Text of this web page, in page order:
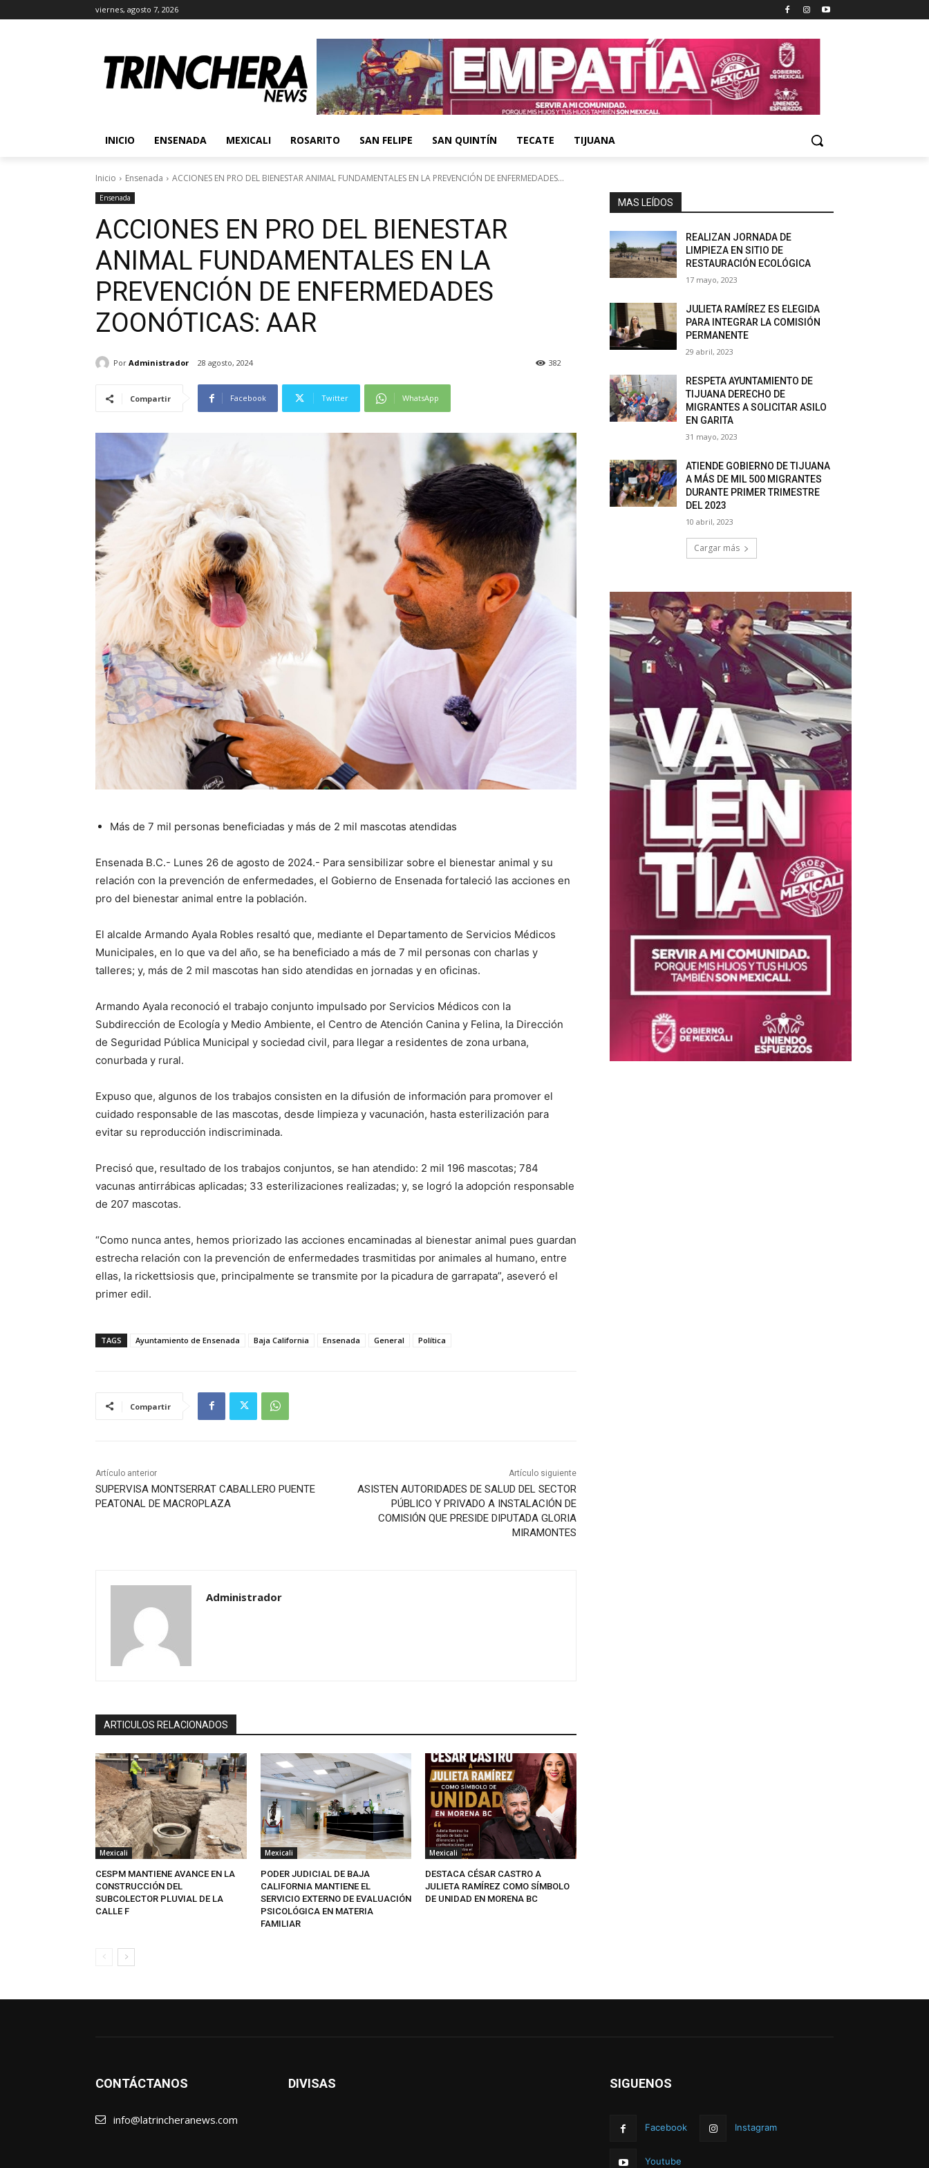
viernes, agosto 7, 2026
INICIO ENSENADA MEXICALI ROSARITO SAN FELIPE SAN QUINTÍN TECATE TIJUANA
Inicio Ensenada ACCIONES EN PRO DEL BIENESTAR ANIMAL FUNDAMENTALES EN LA PREVENCIÓN DE ENFERMEDADES...
Ensenada
ACCIONES EN PRO DEL BIENESTAR
ANIMAL FUNDAMENTALES EN LA
PREVENCIÓN DE ENFERMEDADES
ZOONÓTICAS: AAR
Por Administrador 28 agosto, 2024 382
Compartir Facebook Twitter WhatsApp
Más de 7 mil personas beneficiadas y más de 2 mil mascotas atendidas
Ensenada B.C.- Lunes 26 de agosto de 2024.- Para sensibilizar sobre el bienestar animal y su
relación con la prevención de enfermedades, el Gobierno de Ensenada fortaleció las acciones en
pro del bienestar animal entre la población.
El alcalde Armando Ayala Robles resaltó que, mediante el Departamento de Servicios Médicos
Municipales, en lo que va del año, se ha beneficiado a más de 7 mil personas con charlas y
talleres; y, más de 2 mil mascotas han sido atendidas en jornadas y en oficinas.
Armando Ayala reconoció el trabajo conjunto impulsado por Servicios Médicos con la
Subdirección de Ecología y Medio Ambiente, el Centro de Atención Canina y Felina, la Dirección
de Seguridad Pública Municipal y sociedad civil, para llegar a residentes de zona urbana,
conurbada y rural.
Expuso que, algunos de los trabajos consisten en la difusión de información para promover el
cuidado responsable de las mascotas, desde limpieza y vacunación, hasta esterilización para
evitar su reproducción indiscriminada.
Precisó que, resultado de los trabajos conjuntos, se han atendido: 2 mil 196 mascotas; 784
vacunas antirrábicas aplicadas; 33 esterilizaciones realizadas; y, se logró la adopción responsable
de 207 mascotas.
“Como nunca antes, hemos priorizado las acciones encaminadas al bienestar animal pues guardan
estrecha relación con la prevención de enfermedades trasmitidas por animales al humano, entre
ellas, la rickettsiosis que, principalmente se transmite por la picadura de garrapata”, aseveró el
primer edil.
TAGS Ayuntamiento de Ensenada Baja California Ensenada General Política
Compartir
Artículo anterior
SUPERVISA MONTSERRAT CABALLERO PUENTE
PEATONAL DE MACROPLAZA
Artículo siguiente
ASISTEN AUTORIDADES DE SALUD DEL SECTOR
PÚBLICO Y PRIVADO A INSTALACIÓN DE
COMISIÓN QUE PRESIDE DIPUTADA GLORIA
MIRAMONTES
Administrador
ARTICULOS RELACIONADOS
Mexicali
CESPM MANTIENE AVANCE EN LA
CONSTRUCCIÓN DEL
SUBCOLECTOR PLUVIAL DE LA
CALLE F
Mexicali
PODER JUDICIAL DE BAJA
CALIFORNIA MANTIENE EL
SERVICIO EXTERNO DE EVALUACIÓN
PSICOLÓGICA EN MATERIA
FAMILIAR
Mexicali
DESTACA CÉSAR CASTRO A
JULIETA RAMÍREZ COMO SÍMBOLO
DE UNIDAD EN MORENA BC
MAS LEÍDOS
REALIZAN JORNADA DE
LIMPIEZA EN SITIO DE
RESTAURACIÓN ECOLÓGICA
17 mayo, 2023
JULIETA RAMÍREZ ES ELEGIDA
PARA INTEGRAR LA COMISIÓN
PERMANENTE
29 abril, 2023
RESPETA AYUNTAMIENTO DE
TIJUANA DERECHO DE
MIGRANTES A SOLICITAR ASILO
EN GARITA
31 mayo, 2023
ATIENDE GOBIERNO DE TIJUANA
A MÁS DE MIL 500 MIGRANTES
DURANTE PRIMER TRIMESTRE
DEL 2023
10 abril, 2023
Cargar más
CONTÁCTANOS
info@latrincheranews.com
DIVISAS SIGUENOS
Facebook Instagram
Youtube